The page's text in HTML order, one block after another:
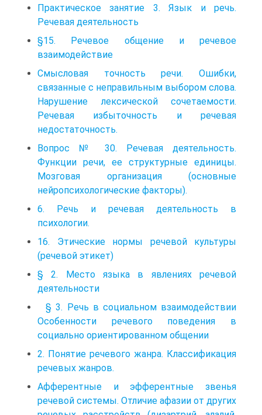
Практическое занятие 3. Язык и речь.
Речевая деятельность
§15. Речевое общение и речевое
взаимодействие
Смысловая точность речи. Ошибки,
связанные с неправильным выбором слова.
Нарушение лексической сочетаемости.
Речевая избыточность и речевая
недостаточность.
Вопрос № 30. Речевая деятельность.
Функции речи, ее структурные единицы.
Мозговая организация (основные
нейропсихологические факторы).
6. Речь и речевая деятельность в
психологии.
16. Этические нормы речевой культуры
(речевой этикет)
§ 2. Место языка в явлениях речевой
деятельности
§ 3. Речь в социальном взаимодействии
Особенности речевого поведения в
социально ориентированном общении
2. Понятие речевого жанра. Классификация
речевых жанров.
Афферентные и эфферентные звенья
речевой системы. Отличие афазии от других